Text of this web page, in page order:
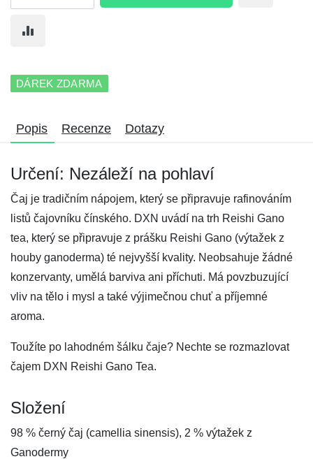
DÁREK ZDARMA
Popis Recenze Dotazy
Určení: Nezáleží na pohlaví
Čaj je tradičním nápojem, který se připravuje rafinováním
listů čajovníku čínského. DXN uvádí na trh Reishi Gano
tea, který se připravuje z prášku Reishi Gano (výtažek z
houby ganoderma) té nejvyšší kvality. Neobsahuje žádné
konzervanty, umělá barviva ani příchuti. Má povzbuzující
vliv na tělo i mysl a také výjimečnou chuť a příjemné
aroma.
Toužíte po lahodném šálku čaje? Nechte se rozmazlovat
čajem DXN Reishi Gano Tea.
Složení
98 % černý čaj (camellia sinensis), 2 % výtažek z
Ganodermy